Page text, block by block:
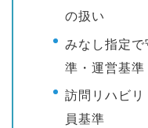
の扱い
みなし指定
準・運営基準
訪問リハビ
員基準